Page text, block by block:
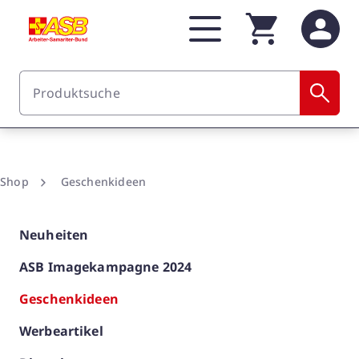
Shop Geschenkideen
Neuheiten
ASB Imagekampagne 2024
Geschenkideen
Werbeartikel